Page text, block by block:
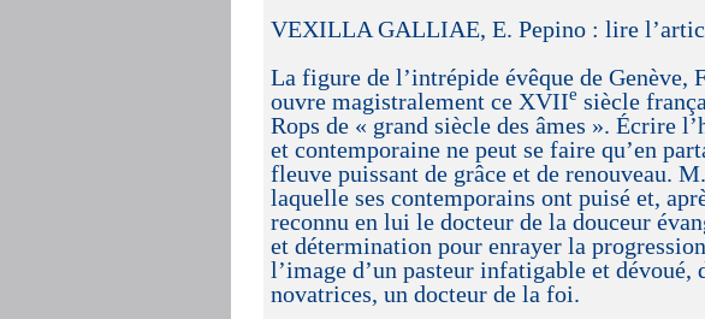
VEXILLA GALLIAE, E. Pepino : lire
La figure de l’intrépide évêque de Genève,
ouvre magistralement ce XVIIe siècle
Rops de « grand siècle des âmes ». Écrire
et contemporaine ne peut se faire qu’en
fleuve puissant de grâce et de renouveau.
laquelle ses contemporains ont puisé et,
reconnu en lui le docteur de la douceur
et détermination pour enrayer la
l’image d’un pasteur infatigable et
novatrices, un docteur de la foi.